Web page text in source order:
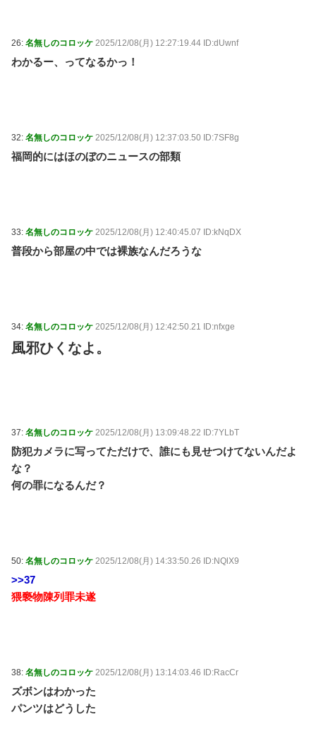
26: 名無しのコロッケ 2025/12/08(月) 12:27:19.44 ID:dUwnf
わかるー、ってなるかっ！
32: 名無しのコロッケ 2025/12/08(月) 12:37:03.50 ID:7SF8g
福岡的にはほのぼのニュースの部類
33: 名無しのコロッケ 2025/12/08(月) 12:40:45.07 ID:kNqDX
普段から部屋の中では裸族なんだろうな
34: 名無しのコロッケ 2025/12/08(月) 12:42:50.21 ID:nfxge
風邪ひくなよ。
37: 名無しのコロッケ 2025/12/08(月) 13:09:48.22 ID:7YLbT
防犯カメラに写ってただけで、誰にも見せつけてないんだよ
な？
何の罪になるんだ？
50: 名無しのコロッケ 2025/12/08(月) 14:33:50.26 ID:NQlX9
>>37
猥褻物陳列罪未遂
38: 名無しのコロッケ 2025/12/08(月) 13:14:03.46 ID:RacCr
ズボンはわかった
パンツはどうした